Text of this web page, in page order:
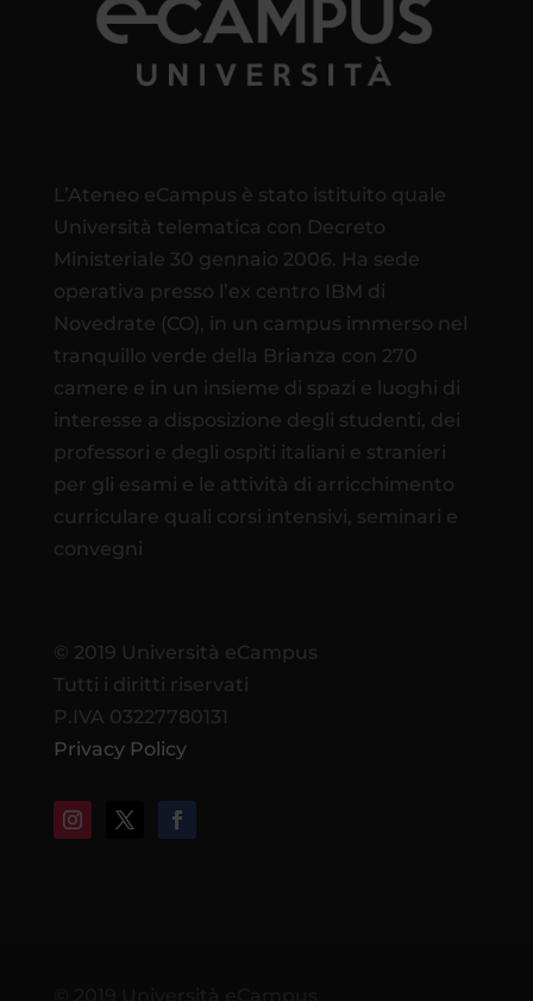
L’Ateneo eCampus è stato istituito quale
Università telematica con Decreto
Ministeriale 30 gennaio 2006. Ha sede
operativa presso l’ex centro IBM di
Novedrate (CO), in un campus immerso nel
tranquillo verde della Brianza con 270
camere e in un insieme di spazi e luoghi di
interesse a disposizione degli studenti, dei
professori e degli ospiti italiani e stranieri
per gli esami e le attività di arricchimento
curriculare quali corsi intensivi, seminari e
convegni
© 2019 Università eCampus
Tutti i diritti riservati
P.IVA 03227780131
Privacy Policy